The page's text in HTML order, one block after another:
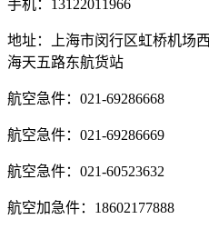
手机：13122011966
地址：上海市闵行区虹桥机场
海天五路东航货站
航空急件：021-69286668
航空急件：021-69286669
航空急件：021-60523632
航空加急件：18602177888